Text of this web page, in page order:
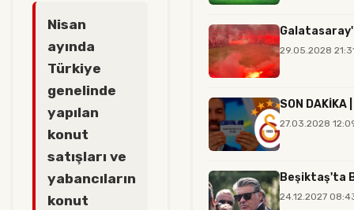
Nisan
ayında
Türkiye
genelinde
yapılan
konut
satışları ve
yabancıların
konut
29.05.2028
SON
27.03.2028
Beşiktaş'ta
24.12.2027